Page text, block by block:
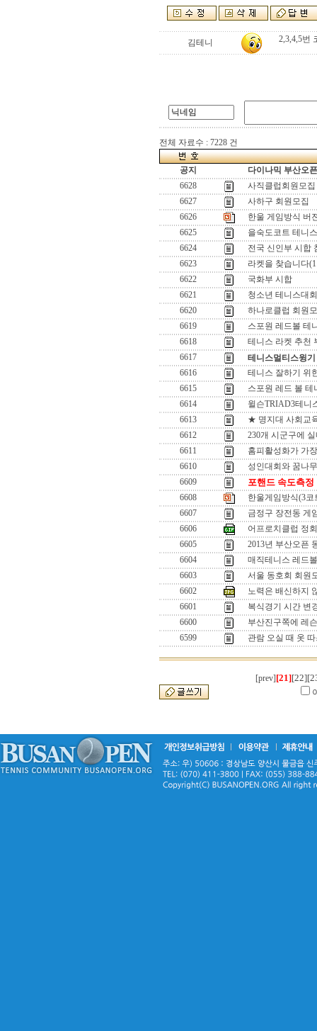
김테니 2,3,4,5번
전체 자료수 : 7228 건
공지
다이나믹 부산오
6628
사직클럽회원모집
6627
사하구 회원모집
6626
한울 게임방식 버
6625
을숙도코트 테니
6624
전국 신인부 시합
6623
라켓을 찾습니다
6622
국화부 시합
6621
청소년 테니스대회
6620
하나로클럽 회원
6619
스포원 레드볼 테
6618
테니스 라켓 추천
6617
테니스멀티스윙
6616
테니스 잘하기 위
6615
스포원 레드 볼 테
6614
윌슨TRIAD3테니
6613
★ 명지대 사회교
6612
230개 시군구에
6611
홈피활성화가 가
6610
성인대회와 꿈나
6609
포핸드 속도측정
6608
한울게임방식(3코
6607
금정구 장전동 게
6606
어프로치클럽 정
6605
2013년 부산오픈
6604
매직테니스 레드
6603
서울 동호회 회원
6602
노력은 배신하지
6601
복식경기 시간 변
6600
부산진구쪽에 레
6599
관람 오실 때 옷
[prev] [21][22]